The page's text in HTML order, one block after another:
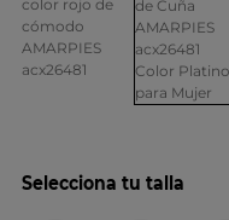
Selecciona tu talla